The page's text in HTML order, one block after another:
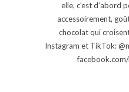
elle, c’est d’abord
accessoirement,
chocolat qui
Instagram et TikTok: